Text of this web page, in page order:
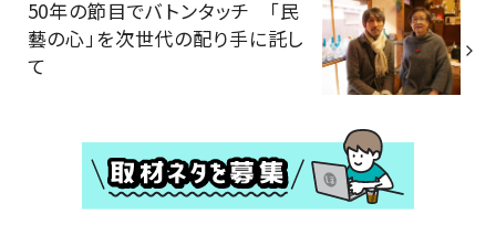
50年の節目でバトンタッチ 「民
藝の心」を次世代の配り手に託し
て